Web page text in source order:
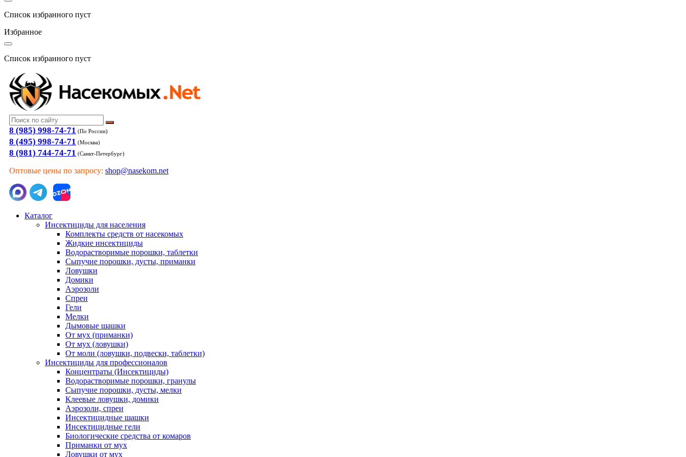
Список избранного пуст
Избранное
Список избранного пуст
8 (985) 998-74-71 (По России)
8 (495) 998-74-71 (Москва)
8 (981) 744-74-71 (Санкт-Петербург)
Оптовые цены по запросу: shop@nasekom.net
Каталог
Инсектициды для населения
Комплекты средств от насекомых
Жидкие инсектициды
Водорастворимые порошки, таблетки
Сыпучие порошки, дусты, приманки
Ловушки
Домики
Аэрозоли
Спреи
Гели
Мелки
Дымовые шашки
От мух (приманки)
От мух (ловушки)
От моли (ловушки, подвески, таблетки)
Инсектициды для профессионалов
Концентраты (Инсектициды)
Водорастворимые порошки, гранулы
Сыпучие порошки, дусты, мелки
Клеевые ловушки, домики
Аэрозоли, спреи
Инсектицидные шашки
Инсектицидные гели
Биологические средства от комаров
Приманки от мух
Ловушки от мух